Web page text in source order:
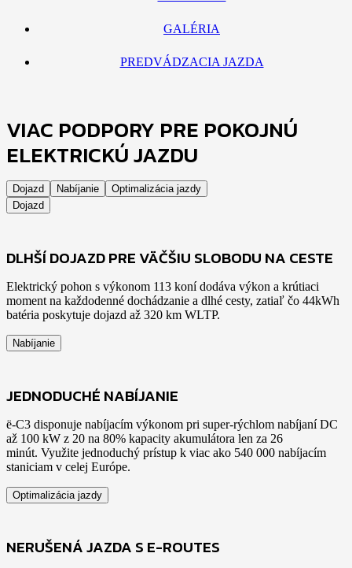
GALÉRIA
PREDVÁDZACIA JAZDA
VIAC PODPORY PRE POKOJNÚ
ELEKTRICKÚ JAZDU
Dojazd Nabíjanie
Optimalizácia jazdy
Dojazd
DLHŠÍ DOJAZD PRE VÄČŠIU SLOBODU NA CESTE
Elektrický pohon s výkonom 113 koní dodáva výkon a krútiaci
moment na každodenné dochádzanie a dlhé cesty, zatiaľ čo 44kWh
batéria poskytuje dojazd až 320 km WLTP.
Nabíjanie
JEDNODUCHÉ NABÍJANIE
ë-C3 disponuje nabíjacím výkonom pri super-rýchlom nabíjaní DC
až 100 kW z 20 na 80% kapacity akumulátora len za 26
minút. Využite jednoduchý prístup k viac ako 540 000 nabíjacím
staniciam v celej Európe.
Optimalizácia jazdy
NERUŠENÁ JAZDA S E-ROUTES